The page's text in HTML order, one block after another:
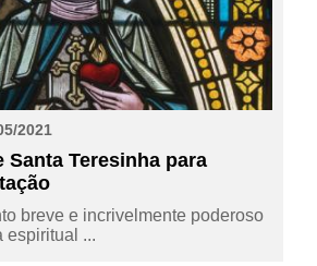
2021
Santa Teresinha para
breve e incrivelmente poderoso
espiritual ...